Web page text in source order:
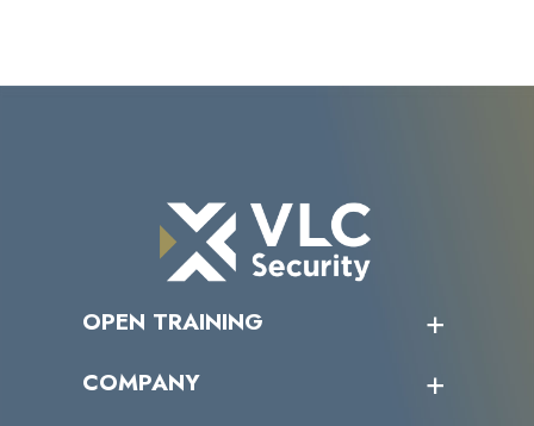
OPEN TRAINING
受講者の声
COMPANY